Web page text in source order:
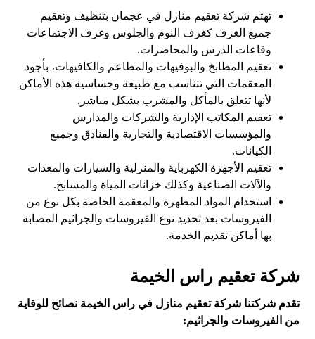
تهتم شركة تعقيم منازل في عجمان بتنظيف وتعقيم
جميع الغرف كغرف النوم والجلوس وغرف الاجتماعات
وقاعات الدرس والمحاضرات.
تعقيم المطابخ والبوفيهات والمطاعم والكافيهات، بأجود
المعقمات التي تتناسب مع طبيعة وحساسية هذه الأماكن
لأنها تتعلق بالمأكل والمشرب بشكل مباشر.
تعقيم المكاتب الإدارية والشركات والمدارس
والمؤسسات الاقتصادية والتجارية والفنادق وجميع
الكيانات.
تعقيم الأجهزة الكهرباية والمنزلية والسيارات والمعدات
والآلات الصناعية وكذلك خزانات المياة والمسابح.
استخدام المواد المطهرة والمعقمة الخاصة بكل نوع من
الفيروسات بعد تحديد نوع الفيروسات والجراثيم المصابة
بها أماكن تقديم الخدمة.
شركة تعقيم راس الخيمة
تقدم شركتنا شركة تعقيم منازل في راس الخيمة نصائح للوقاية
من الفيروسات والجراثيم: